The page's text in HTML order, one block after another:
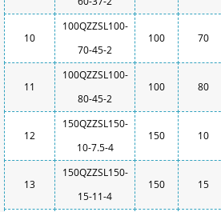
10
100QZZSL100-
70-45-2
100 70
11
100QZZSL100-
80-45-2
100 80
12
150QZZSL150-
10-7.5-4
150 10
13
150QZZSL150-
15-11-4
150 15